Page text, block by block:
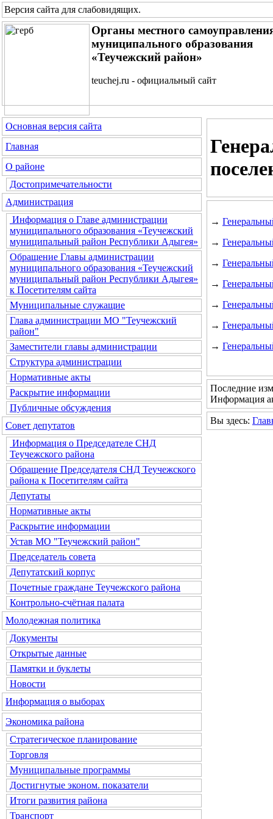
Версия сайта для слабовидящих.
Органы местного
муниципального образования
«Теучежский район»
teuchej.ru - официальный сайт
Основная версия сайта
Главная
О районе
Достопримечательности
Администрация
Информация о Главе администрации
муниципального образования «Теучежский
муниципальный район Республики Адыгея»
Обращение Главы администрации
муниципального образования «Теучежский
муниципальный район Республики Адыгея»
к Посетителям сайта
Муниципальные служащие
Глава администрации МО "Теучежский
район"
Заместители главы администрации
Структура администрации
Нормативные акты
Раскрытие информации
Публичные обсуждения
Совет депутатов
Информация о Председателе СНД
Теучежского района
Обращение Председателя СНД Теучежского
района к Посетителям сайта
Депутаты
Нормативные акты
Раскрытие информации
Устав МО "Теучежский район"
Председатель совета
Депутатский корпус
Почетные граждане Теучежского района
Контрольно-счётная палата
Молодежная политика
Документы
Открытые данные
Памятки и буклеты
Новости
Информация о выборах
Экономика района
Стратегическое планирование
Торговля
Муниципальные программы
Достигнутые эконом. показатели
Итоги развития района
Транспорт
→
→
→
→
→
→
→
Последние
Информация
Вы здесь: